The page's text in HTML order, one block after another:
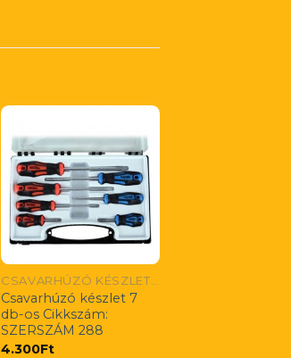
CSAVARHÚZÓ KÉSZLETEK
Csavarhúzó készlet 7
db-os Cikkszám:
SZERSZÁM 288
4.300Ft